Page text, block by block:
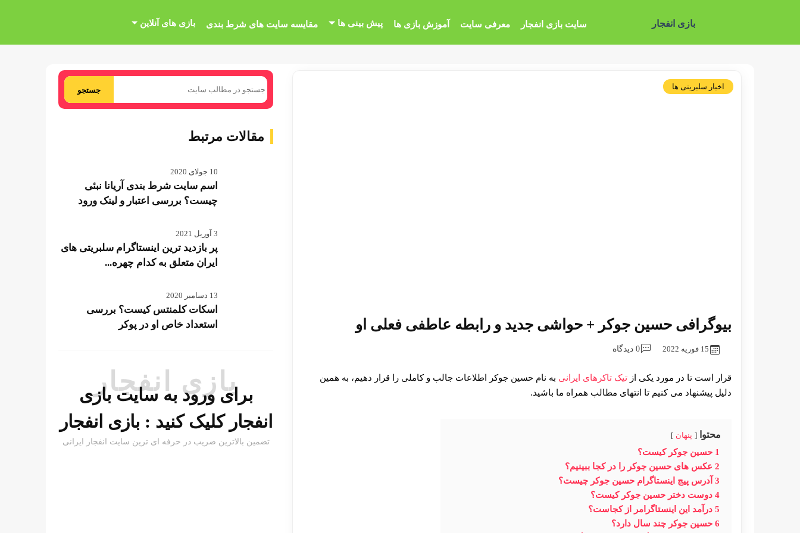
بازی انفجار سایت بازی انفجار معرفی سایت آموزش بازی ها پیش بینی ها مقایسه سایت های شرط بندی بازی های آنلاین
اخبار سلبریتی ها
بیوگرافی حسین جوکر + حواشی جدید و رابطه عاطفی فعلی او
15 فوریه 2022 0 دیدگاه
قرار است تا در مورد یکی ازتیک تاکرهای ایرانی به نام حسین جوکر اطلاعات جالب و کاملی را قرار دهیم، به همین
دلیل پیشنهاد می کنیم تا انتهای مطالب همراه ما باشید.
محتوا پنهان
1 حسین جوکر کیست؟
2 عکس های حسین جوکر را در کجا ببینیم؟
3 آدرس پیج اینستاگرام حسین جوکر چیست؟
4 دوست دختر حسین جوکر کیست؟
5 درآمد این اینستاگرامر از کجاست؟
6 حسین جوکر چند سال دارد؟
جستجو
مقالات مرتبط
10 جولای 2020
اسم سایت شرط بندی آریانا نبئی
چیست؟ بررسی اعتبار و لینک ورود
3 آوریل 2021
پر بازدید ترین اینستاگرام سلبریتی های
ایران متعلق به کدام چهره...
13 دسامبر 2020
اسکات کلمنتس کیست؟ بررسی
استعداد خاص او در پوکر
بازی انفجار
برای ورود به سایت بازی
انفجار کلیک کنید : بازی انفجار
تضمین بالاترین ضریب در حرفه ای ترین سایت انفجار ایرانی